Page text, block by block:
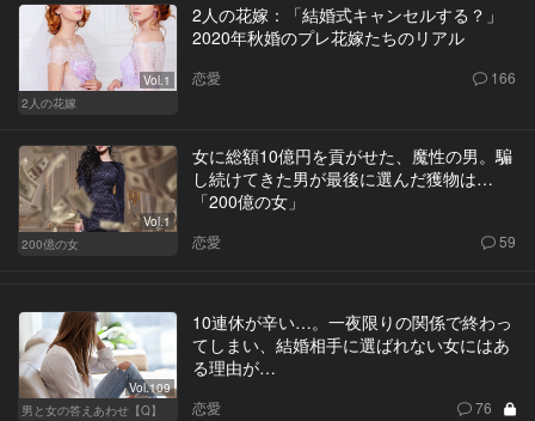
Vol.1
2人の花嫁
2人の花嫁：「結婚式キャンセルする？」
2020年秋婚のプレ花嫁たちのリアル
恋愛 166
Vol.1
200億の女
女に総額10億円を貢がせた、魔性の男。騙
し続けてきた男が最後に選んだ獲物は…
「200億の女」
恋愛 59
Vol.109
男と女の答えあわせ【Q】
10連休が辛い…。一夜限りの関係で終わっ
てしまい、結婚相手に選ばれない女にはあ
る理由が…
恋愛 76